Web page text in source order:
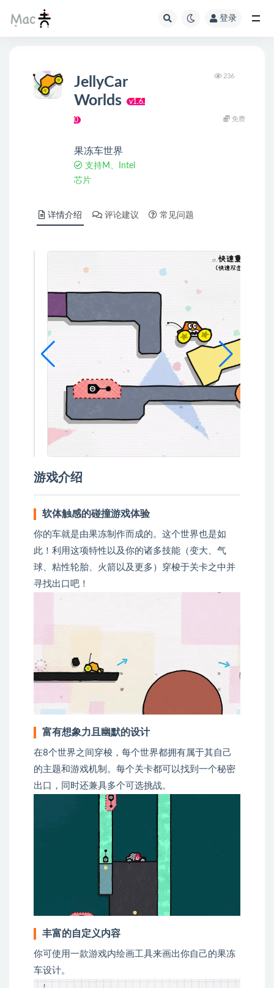
登录
JellyCar
Worlds
v1.6.
0
果冻车世界
支持M、Intel
芯片
236
免费
详情介绍 评论建议 常见问题
游戏介绍
软体触感的碰撞游戏体验
你的车就是由果冻制作而成的。这个世界也是如
此！利用这项特性以及你的诸多技能（变大、气
球、粘性轮胎、火箭以及更多）穿梭于关卡之中并
寻找出口吧！
富有想象力且幽默的设计
在8个世界之间穿梭，每个世界都拥有属于其自己
的主题和游戏机制。每个关卡都可以找到一个秘密
出口，同时还兼具多个可选挑战。
丰富的自定义内容
你可使用一款游戏内绘画工具来画出你自己的果冻
车设计。